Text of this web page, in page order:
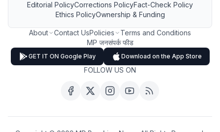
Editorial PolicyCorrections PolicyFact-Check Policy
Ethics PolicyOwnership & Funding
About Contact UsPolicies
Terms and Conditions
MP जनसंपर्क फीड
GET IT ON Google Play Download on the App Store
FOLLOW US ON